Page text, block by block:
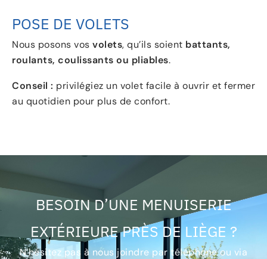
POSE DE VOLETS
Nous posons vos volets, qu’ils soient battants,
roulants, coulissants ou pliables.
Conseil : privilégiez un volet facile à ouvrir et fermer
au quotidien pour plus de confort.
BESOIN D’UNE MENUISERIE
EXTÉRIEURE PRÈS DE LIÈGE ?
N’hésitez pas à nous joindre par téléphone ou via